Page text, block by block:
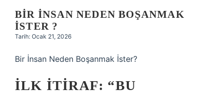
Hakkımızda
BIR INSAN NEDEN BOŞANMAK
ISTER ?
Tarih: Ocak 21, 2026
Bir İnsan Neden Boşanmak İster?
İLK İTIRAF: “BU